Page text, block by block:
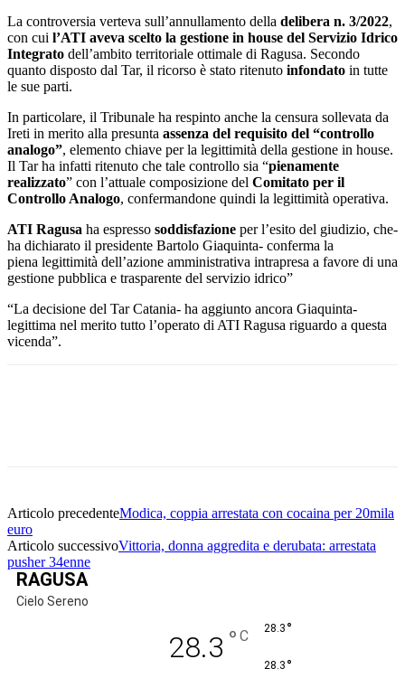
La controversia verteva sull’annullamento della delibera n. 3/2022,
con cui l’ATI aveva scelto la gestione in house del Servizio Idrico
Integrato dell’ambito territoriale ottimale di Ragusa. Secondo
quanto disposto dal Tar, il ricorso è stato ritenuto infondato in tutte
le sue parti.
In particolare, il Tribunale ha respinto anche la censura sollevata da
Ireti in merito alla presunta assenza del requisito del “controllo
analogo”, elemento chiave per la legittimità della gestione in house.
Il Tar ha infatti ritenuto che tale controllo sia “pienamente
realizzato” con l’attuale composizione del Comitato per il
Controllo Analogo, confermandone quindi la legittimità operativa.
ATI Ragusa ha espresso soddisfazione per l’esito del giudizio, che-
ha dichiarato il presidente Bartolo Giaquinta- conferma la
piena legittimità dell’azione amministrativa intrapresa a favore di una
gestione pubblica e trasparente del servizio idrico”
“La decisione del Tar Catania- ha aggiunto ancora Giaquinta-
legittima nel merito tutto l’operato di ATI Ragusa riguardo a questa
vicenda”.
Articolo precedenteModica, coppia arrestata con cocaina per 20mila
euro
Articolo successivoVittoria, donna aggredita e derubata: arrestata
pusher 34enne
RAGUSA
Cielo Sereno
28.3 ° C 28.3 °
28.3 °